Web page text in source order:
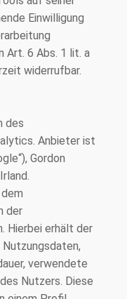
Einwilligung
Art. 6 Abs. 1 lit. a
widerrufbar.
des
Anbieter ist
Gordon
der
Hierbei erhält der
verwendete
Nutzers. Diese